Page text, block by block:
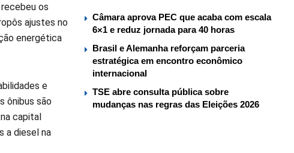
Câmara aprova PEC que acaba com escala
6×1 e reduz jornada para 40 horas
Brasil e Alemanha reforçam parceria
estratégica em encontro econômico
internacional
TSE abre consulta pública sobre
mudanças nas regras das Eleições 2026
os
ajustes no
energética
e
ônibus são
capital
a diesel na